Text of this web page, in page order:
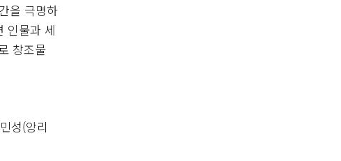
을 극명하
인물과 세
창조물
성(앙리